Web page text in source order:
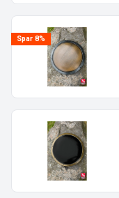
Spar 8%